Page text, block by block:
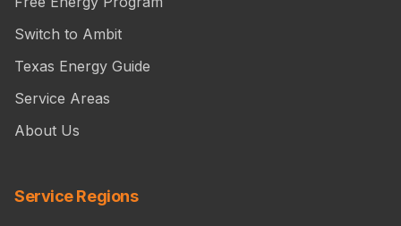
Switch to Ambit
Texas Energy Guide
Service Areas
About Us